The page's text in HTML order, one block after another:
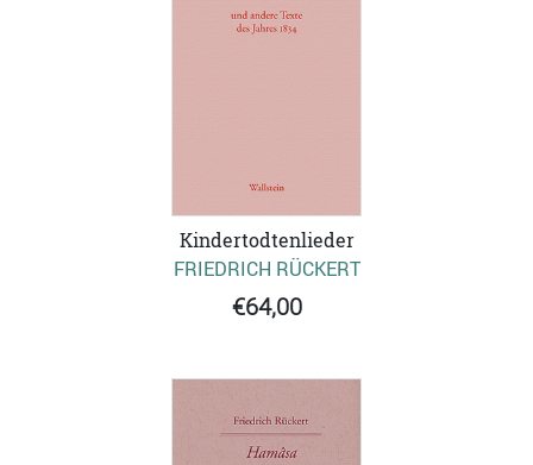
Kindertodtenlieder
FRIEDRICH RÜCKERT
€64,00